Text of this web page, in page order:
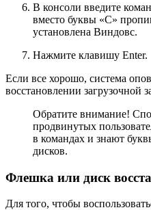
В консоли введите
вместо буквы «C»
установлена Виндовс.
Нажмите клавишу Enter.
Если все хорошо, система
восстановлении загрузочной
Обратите внимание!
продвинутых
в командах и знают
дисков.
Флешка или диск
Для того, чтобы